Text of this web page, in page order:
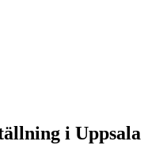
i Uppsala